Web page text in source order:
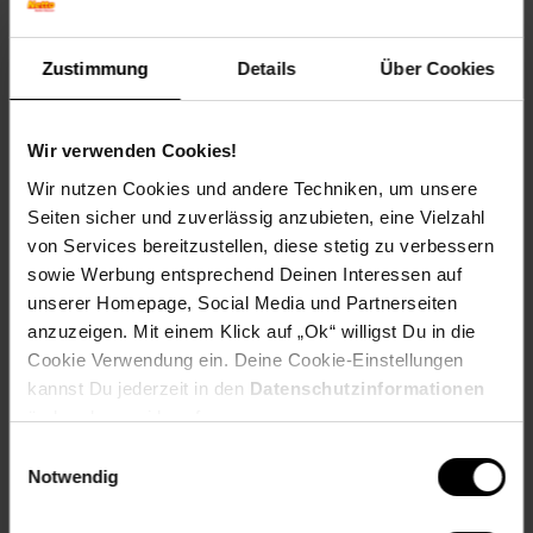
Zustimmung Details Über Cookies
Wir verwenden Cookies!
Wir nutzen Cookies und andere Techniken, um unsere
Seiten sicher und zuverlässig anzubieten, eine Vielzahl
von Services bereitzustellen, diese stetig zu verbessern
sowie Werbung entsprechend Deinen Interessen auf
unserer Homepage, Social Media und Partnerseiten
anzuzeigen. Mit einem Klick auf „Ok“ willigst Du in die
Cookie Verwendung ein. Deine Cookie-Einstellungen
kannst Du jederzeit in den Datenschutzinformationen
ändern bzw. widerrufen.
Notwendig
Frucht: Keine Frucht
Standortempfehlung: Sonnig, windgeschützt
Lichtbedarf: Sonnig-Halbschattig
Wasserbedarf: Mittel
Rückschnitt: Rückschnitt nach der Blüte.
Schnittverträglichkeit: Gut
Bodenansprüche: gut durchlässig, sandig-lehmig
Nährstoffgehalt: Mittel
Frosthärte: bis -20 °C
Verwendung: Im Bauerngarten,Solitärpflanzung,
Bienenweide, Blütenhecke, Trockenresistent,
Schmetterlingsgarten
Eigenschaften